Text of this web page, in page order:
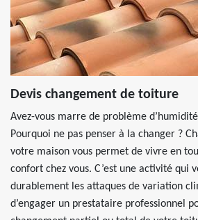
Devis changement de toiture
Avez-vous marre de problème
Pourquoi ne pas penser à la changer ?
votre maison vous permet de vivre en
confort chez vous. C’est une activité qui
durablement les attaques de variation
d’engager un prestataire professionnel